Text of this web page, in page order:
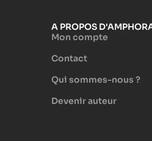
A PROPOS
Mon compte
Contact
Qui sommes-nous ?
Devenir auteur